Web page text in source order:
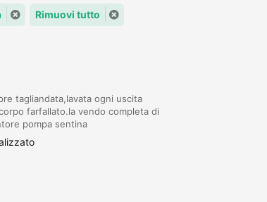
Rimuovi tutto
tagliandata,lavata ogni uscita
farfallato.la vendo completa di
pompa sentina
a modello nuovo.cedo anche un